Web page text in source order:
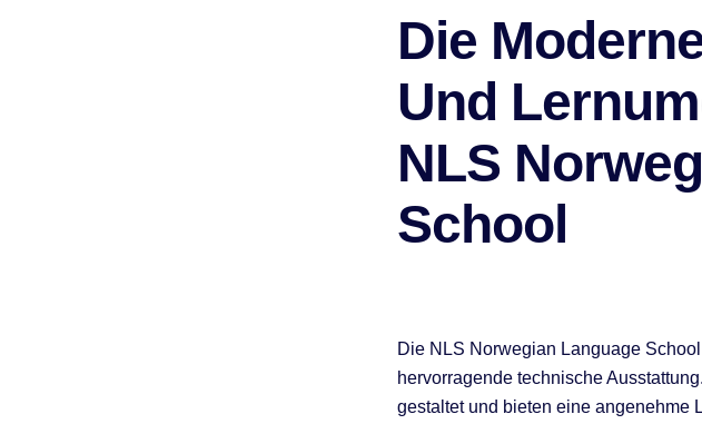
Die
Und
NLS
School
Die NLS Norwegian Language
hervorragende technische
gestaltet und bieten eine angenehme